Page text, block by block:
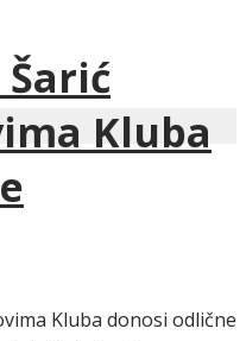
Kluba
Kluba donosi odlične